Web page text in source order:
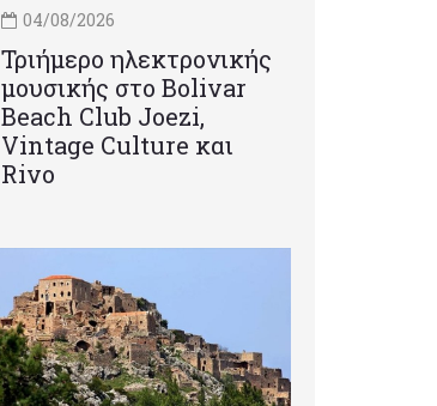
04/08/2026
Τριήμερο ηλεκτρονικής
μουσικής στο Bolivar
Beach Club Joezi,
Vintage Culture και
Rivo